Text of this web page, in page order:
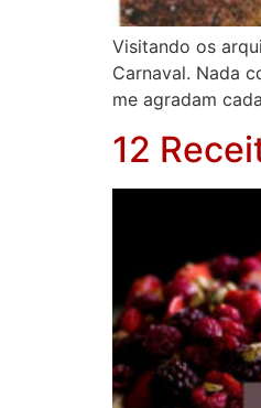
Visitando os
Carnaval. Nada
me agradam
12